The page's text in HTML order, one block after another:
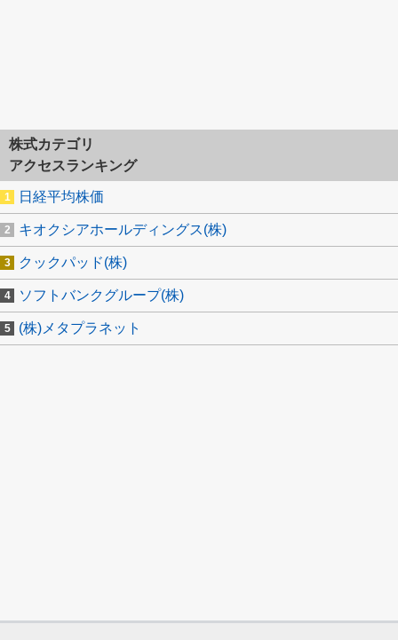
株式カテゴリ
アクセスランキング
日経平均株価
キオクシアホールディングス(株)
クックパッド(株)
ソフトバンクグループ(株)
(株)メタプラネット